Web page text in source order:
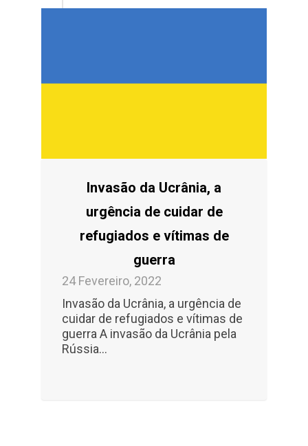
Invasão da Ucrânia, a
urgência de cuidar de
refugiados e vítimas de
guerra
24 Fevereiro, 2022
Invasão da Ucrânia, a urgência de
cuidar de refugiados e vítimas de
guerra A invasão da Ucrânia pela
Rússia...